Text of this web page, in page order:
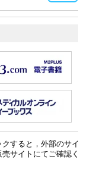
すると，外部のサイ
サイトにてご確認く